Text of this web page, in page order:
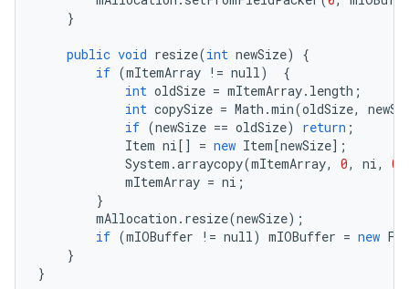
}
public void resize(int newSize)
{
if (mItemArray != null)
{
int oldSize = mItemArray. length ;
int copySize = Math .min(oldSize,
if (newSize == oldSize) return ;
Item ni[] = new Item[newSize];
System .arraycopy(mItemArray, 0, ni, 0
mItemArray = ni ;
}
mAllocation . resize(newSize);
if (mIOBuffer != null) mIOBuffer = new
}
}